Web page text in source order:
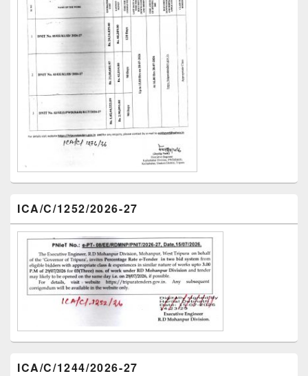
ICA/C/1252/2026-27
ICA/C/1244/2026-27